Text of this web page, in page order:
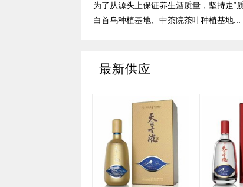
为了从源头上保证养生酒质量，坚持走“
白首乌种植基地、中茶院茶叶种植基地...
最新供应